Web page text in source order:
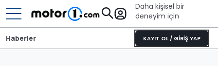
Daha kişisel bir
deneyim için
KAYIT OL / GİRİŞ YAP
Haberler